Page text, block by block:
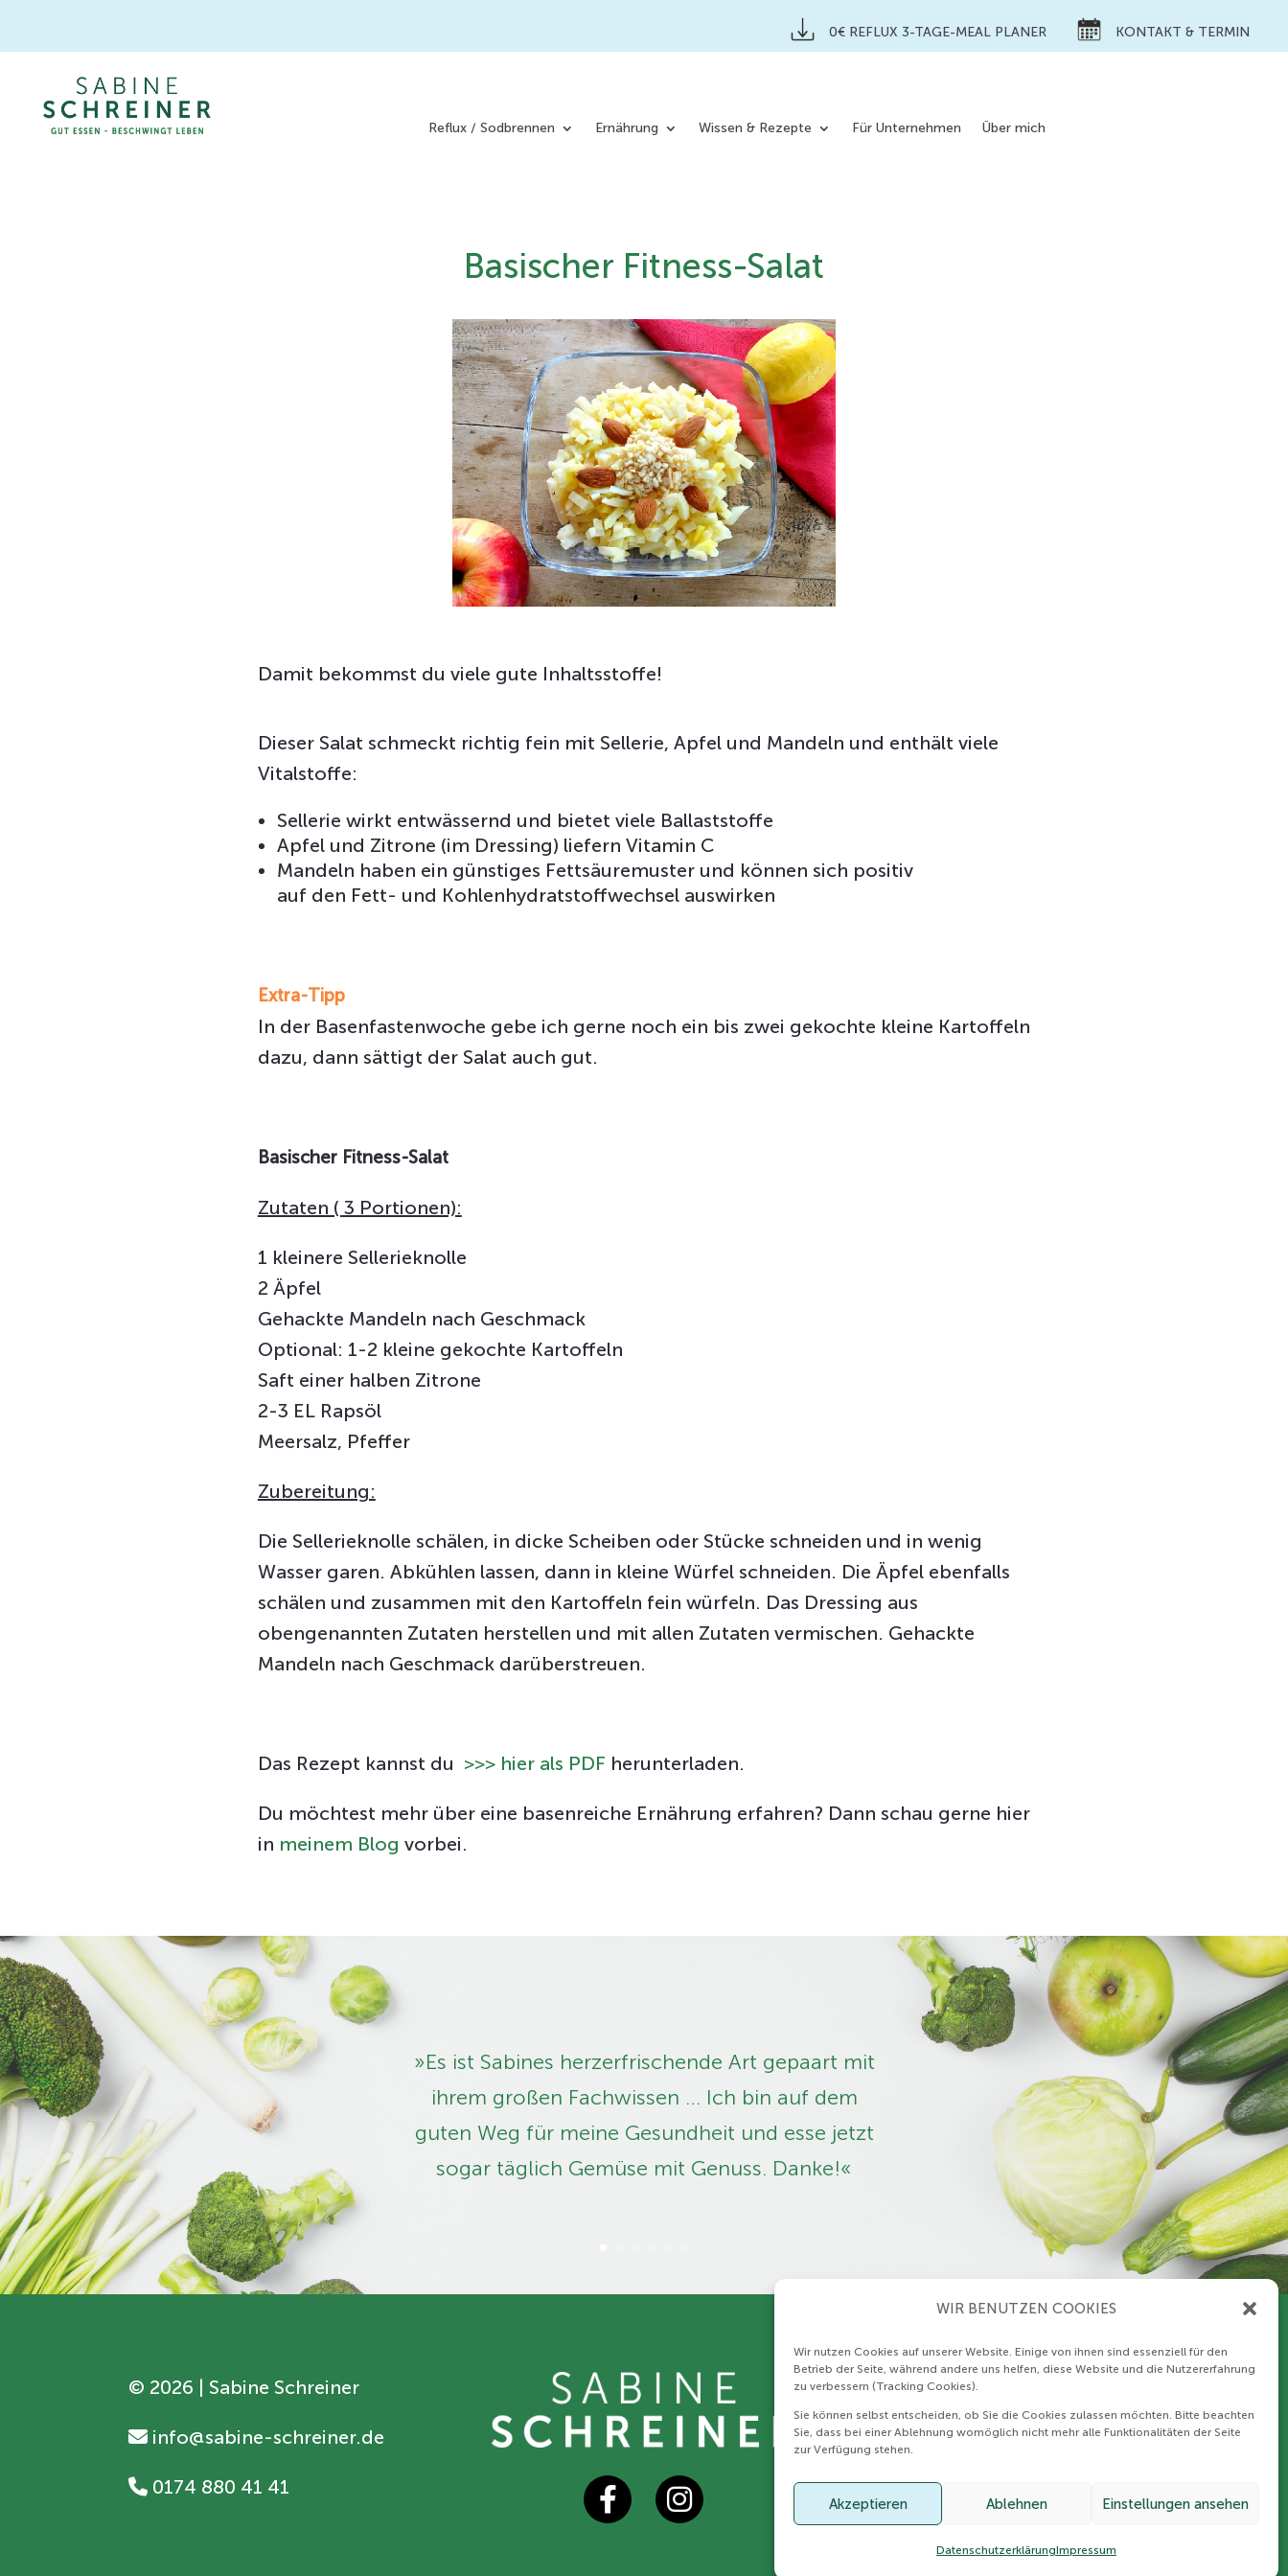
WIR BENUTZEN COOKIES
Wir nutzen Cookies auf unserer Website. Einige von ihnen sind essenziell für den
Betrieb der Seite, während andere uns helfen, diese Website und die Nutzererfahrung
zu verbessern (Tracking Cookies).
Sie können selbst entscheiden, ob Sie die Cookies zulassen möchten. Bitte beachten
Sie, dass bei einer Ablehnung womöglich nicht mehr alle Funktionalitäten der Seite
zur Verfügung stehen.
Akzeptieren Ablehnen Einstellungen ansehen
DatenschutzerklärungImpressum
0€ REFLUX 3-TAGE-MEAL PLANER KONTAKT & TERMIN
Reflux / Sodbrennen Ernährung Wissen & Rezepte Für Unternehmen Über mich
Basischer Fitness-Salat
Damit bekommst du viele gute Inhaltsstoffe!
Dieser Salat schmeckt richtig fein mit Sellerie, Apfel und Mandeln und enthält viele
Vitalstoffe:
Sellerie wirkt entwässernd und bietet viele Ballaststoffe
Apfel und Zitrone (im Dressing) liefern Vitamin C
Mandeln haben ein günstiges Fettsäuremuster und können sich positiv
auf den Fett- und Kohlenhydratstoffwechsel auswirken
Extra-Tipp
In der Basenfastenwoche gebe ich gerne noch ein bis zwei gekochte kleine Kartoffeln
dazu, dann sättigt der Salat auch gut.
Basischer Fitness-Salat
Zutaten ( 3 Portionen):
1 kleinere Sellerieknolle
2 Äpfel
Gehackte Mandeln nach Geschmack
Optional: 1-2 kleine gekochte Kartoffeln
Saft einer halben Zitrone
2-3 EL Rapsöl
Meersalz, Pfeffer
Zubereitung:
Die Sellerieknolle schälen, in dicke Scheiben oder Stücke schneiden und in wenig
Wasser garen. Abkühlen lassen, dann in kleine Würfel schneiden. Die Äpfel ebenfalls
schälen und zusammen mit den Kartoffeln fein würfeln. Das Dressing aus
obengenannten Zutaten herstellen und mit allen Zutaten vermischen. Gehackte
Mandeln nach Geschmack darüberstreuen.
Das Rezept kannst du >>> hier als PDF herunterladen.
Du möchtest mehr über eine basenreiche Ernährung erfahren? Dann schau gerne hier
in meinem Blog vorbei.
»Es ist Sabines herzerfrischende Art ­gepaart mit
ihrem großen Fachwissen … Ich bin auf dem
guten Weg für meine Gesundheit und esse jetzt
sogar täglich Gemüse mit Genuss. Danke!«
© 2026 | Sabine Schreiner
info@sabine-schreiner.de
0174 880 41 41
AGB